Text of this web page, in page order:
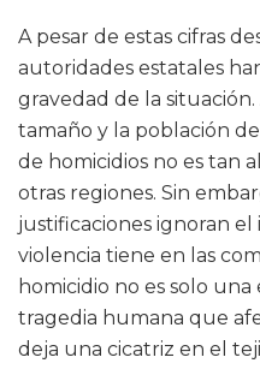
A pesar de estas cifras
autoridades estatales
gravedad de la
tamaño y la población
de homicidios no es tan
otras regiones. Sin
justificaciones ignoran
violencia tiene en las
homicidio no es solo una
tragedia humana que
deja una cicatriz en el